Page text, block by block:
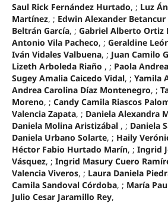
Saul Rick Fernández Hurtado, ; Luz
Martínez, ; Edwin Alexander
Beltrán García, ; Gabriel Alberto Ortiz
Antonio Vila Pacheco, ; Geraldine
Iván Vidales Valbuena, ; Juan Camilo
Lizeth Arboleda Riaño , ; Paola
Sugey Amalia Caicedo Vidal, ; Yamila
Andrea Carolina Díaz Montenegro, ;
Moreno, ; Candy Camila Riascos
Valencia Zapata, ; Daniela Alexandra
Daniela Molina Aristizábal , ; Daniela
Daniela Urbano Solarte, ; Haily
Héctor Fabio Hurtado Marín, ; Ingrid
Vásquez, ; Ingrid Masury Cuero
Valencia Viveros, ; Laura Daniela
Camila Sandoval Córdoba, ; María
Julio Cesar Jaramillo Rey,